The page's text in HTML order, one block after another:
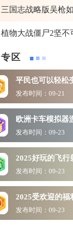
三国志战略版吴枪
植物大战僵尸2坚不
区
平民也可以轻松
发布时间：09-21
欧洲卡车模拟器
发布时间：09-23
2025好玩的飞行
发布时间：09-23
2025受欢迎的福
发布时间：09-23